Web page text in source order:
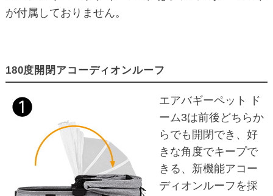
が付属しておりません。
180度開閉アコーディオンルーフ
エアバギーペット ド
ーム3は前後どちらか
らでも開閉でき、好
きな角度でキープで
きる、新機能アコー
ディオンルーフを採